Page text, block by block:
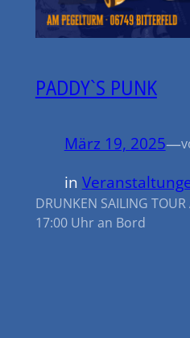
PADDY`S PUNK
März 19, 2025—
in
DRUNKEN SAILING
17:00 Uhr an Bord